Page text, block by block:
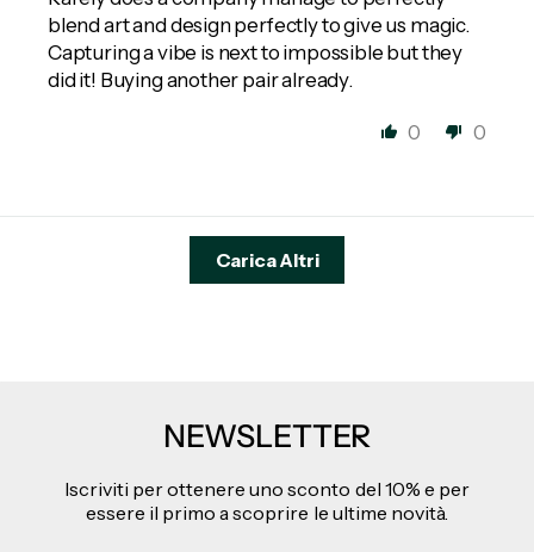
blend art and design perfectly to give us magic.
Capturing a vibe is next to impossible but they
did it! Buying another pair already.
0 0
Carica Altri
NEWSLETTER
Iscriviti per ottenere uno sconto del 10% e per
essere il primo a scoprire le ultime novità.